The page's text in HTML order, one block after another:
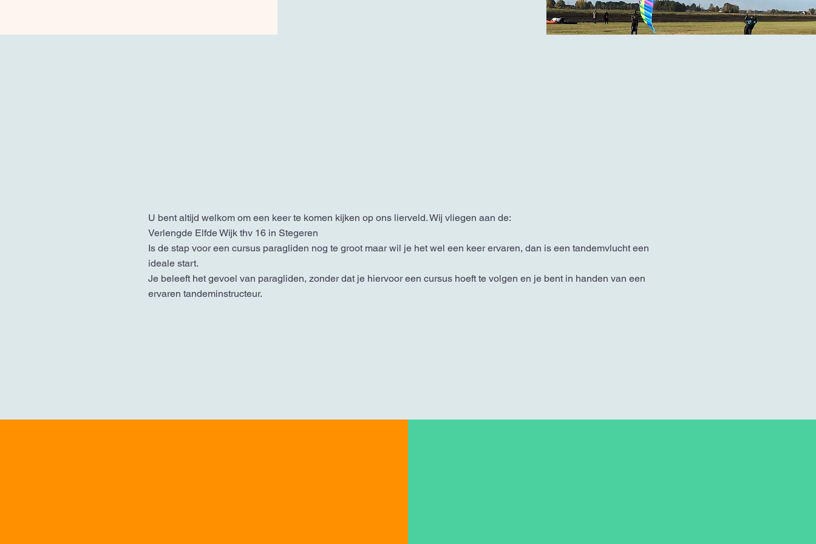
U bent altijd welkom om een keer te komen kijken op ons lierveld. Wij vliegen aan de:
Verlengde Elfde Wijk thv 16 in Stegeren
Is de stap voor een cursus paragliden nog te groot maar wil je het wel een keer ervaren, dan is een tandemvlucht een
ideale start.
Je beleeft het gevoel van paragliden, zonder dat je hiervoor een cursus hoeft te volgen en je bent in handen van een
ervaren tandeminstructeur.